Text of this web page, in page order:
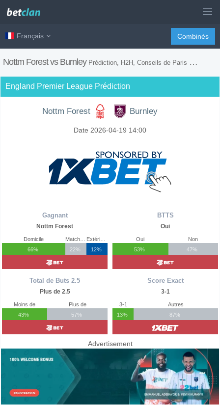
Français Combinés
Nottm Forest vs Burnley Prédiction, H2H, Conseils de Paris et Prévision du Match
England Premier League Prédiction
Nottm Forest Burnley
Date 2026-04-19 14:00
Gagnant
Nottm Forest
Domicile
66%
22%
12%
Total de Buts 2.5
Plus de 2.5
Moins de
43%
Plus de
57%
BTTS
Oui
Oui
53%
Non
47%
Score Exact
3-1
3-1
13%
Autres
87%
Advertisement